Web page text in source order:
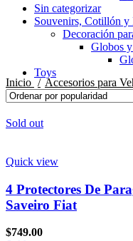
Sin categorizar
Souvenirs, Cotillón y
Decoración
Globos
Toys
Inicio
Accesorios para
Sold out
Quick view
4 Protectores De
Saveiro Fiat
$749.00